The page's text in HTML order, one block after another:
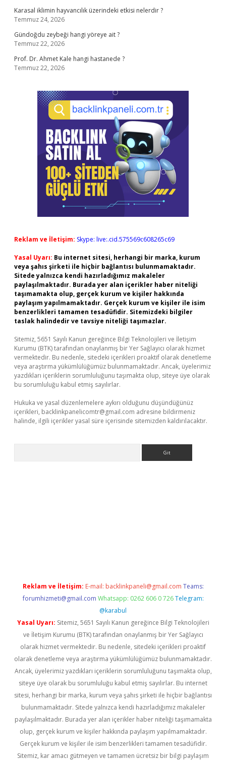
Karasal iklimin hayvancılık üzerindeki etkisi nelerdir ?
Temmuz 24, 2026
Gündoğdu zeybeği hangi yöreye ait ?
Temmuz 22, 2026
Prof. Dr. Ahmet Kale hangi hastanede ?
Temmuz 22, 2026
Reklam ve İletişim: Skype: live:.cid.575569c608265c69
Yasal Uyarı: Bu internet sitesi, herhangi bir marka, kurum
veya şahıs şirketi ile hiçbir bağlantısı bulunmamaktadır.
Sitede yalnızca kendi hazırladığımız makaleler
paylaşılmaktadır. Burada yer alan içerikler haber niteliği
taşımamakta olup, gerçek kurum ve kişiler hakkında
paylaşım yapılmamaktadır. Gerçek kurum ve kişiler ile isim
benzerlikleri tamamen tesadüfidir. Sitemizdeki bilgiler
taslak halindedir ve tavsiye niteliği taşımazlar.
Sitemiz, 5651 Sayılı Kanun gereğince Bilgi Teknolojileri ve İletişim
Kurumu (BTK) tarafından onaylanmış bir Yer Sağlayıcı olarak hizmet
vermektedir. Bu nedenle, sitedeki içerikleri proaktif olarak denetleme
veya araştırma yükümlülüğümüz bulunmamaktadır. Ancak, üyelerimiz
yazdıkları içeriklerin sorumluluğunu taşımakta olup, siteye üye olarak
bu sorumluluğu kabul etmiş sayılırlar.
Hukuka ve yasal düzenlemelere aykırı olduğunu düşündüğünüz
içerikleri, backlinkpanelicomtr@gmail.com adresine bildirmeniz
halinde, ilgili içerikler yasal süre içerisinde sitemizden kaldırılacaktır.
Reklam ve İletişim: E-mail: backlinkpaneli@gmail.com Teams:
forumhizmeti@gmail.com Whatsapp: 0262 606 0 726 Telegram:
@karabul
Yasal Uyarı: Sitemiz, 5651 Sayılı Kanun gereğince Bilgi Teknolojileri
ve İletişim Kurumu (BTK) tarafından onaylanmış bir Yer Sağlayıcı
olarak hizmet vermektedir. Bu nedenle, sitedeki içerikleri proaktif
olarak denetleme veya araştırma yükümlülüğümüz bulunmamaktadır.
Ancak, üyelerimiz yazdıkları içeriklerin sorumluluğunu taşımakta olup,
siteye üye olarak bu sorumluluğu kabul etmiş sayılırlar. Bu internet
sitesi, herhangi bir marka, kurum veya şahıs şirketi ile hiçbir bağlantısı
bulunmamaktadır. Sitede yalnızca kendi hazırladığımız makaleler
paylaşılmaktadır. Burada yer alan içerikler haber niteliği taşımamakta
olup, gerçek kurum ve kişiler hakkında paylaşım yapılmamaktadır.
Gerçek kurum ve kişiler ile isim benzerlikleri tamamen tesadüfidir.
Sitemiz, kar amacı gütmeyen ve tamamen ücretsiz bir bilgi paylaşım